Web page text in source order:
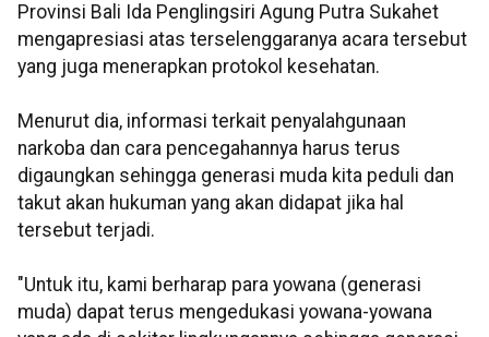
Provinsi Bali Ida Penglingsiri Agung Putra Sukahet
mengapresiasi atas terselenggaranya acara tersebut
yang juga menerapkan protokol kesehatan.
Menurut dia, informasi terkait penyalahgunaan
narkoba dan cara pencegahannya harus terus
digaungkan sehingga generasi muda kita peduli dan
takut akan hukuman yang akan didapat jika hal
tersebut terjadi.
"Untuk itu, kami berharap para yowana (generasi
muda) dapat terus mengedukasi yowana-yowana